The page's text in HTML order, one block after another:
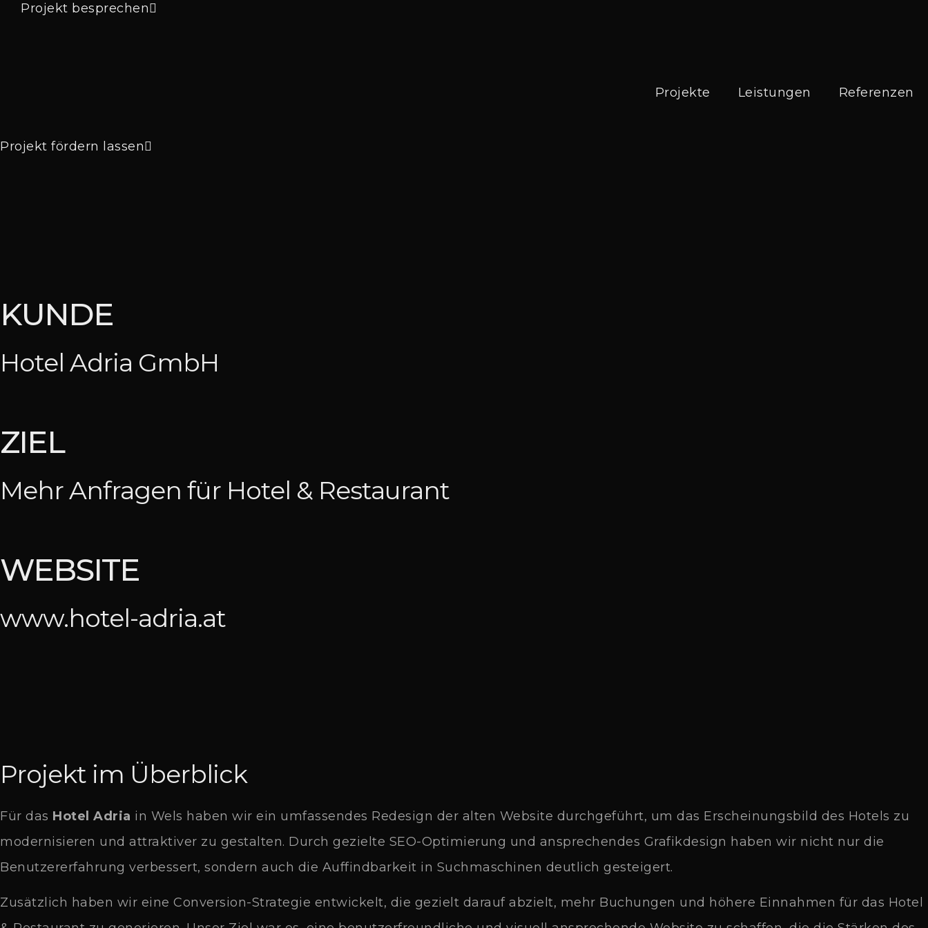
Projekte Leistungen Referenzen
Projekt fördern lassen
Projekt besprechen
KUNDE
Hotel Adria GmbH
ZIEL
Mehr Anfragen für Hotel & Restaurant
WEBSITE
www.hotel-adria.at
Projekt im Überblick
Für das Hotel Adria in Wels haben wir ein umfassendes Redesign der alten Website durchgeführt, um das Erscheinungsbild des Hotels zu
modernisieren und attraktiver zu gestalten. Durch gezielte SEO-Optimierung und ansprechendes Grafikdesign haben wir nicht nur die
Benutzererfahrung verbessert, sondern auch die Auffindbarkeit in Suchmaschinen deutlich gesteigert.
Zusätzlich haben wir eine Conversion-Strategie entwickelt, die gezielt darauf abzielt, mehr Buchungen und höhere Einnahmen für das Hotel